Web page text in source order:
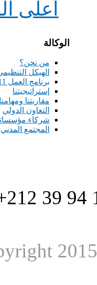
أعلى
الوكالة
من نحن؟
الهيكل
برنامج العمل 2011-2013
إستراتيجيتنا
مقاربتنا ومهامنا
التعاون الدولي
شركاء
المجتمع المدني
هاتف : 90/88 32 94
2015